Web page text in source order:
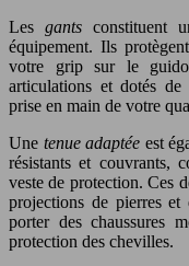
Les gants constituent
équipement. Ils
votre grip sur le
articulations et dotés de
prise en main de votre
Une tenue adaptée est
résistants et couvrants,
veste de protection. Ces
projections de pierres et
porter des chaussures
protection des chevilles.